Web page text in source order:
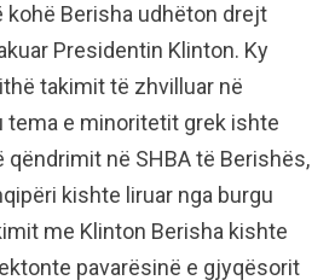
kohë Berisha udhëton drejt
Presidentin Klinton. Ky
takimit të zhvilluar në
tema e minoritetit grek ishte
qëndrimit në SHBA të Berishës,
kishte liruar nga burgu
me Klinton Berisha kishte
pavarësinë e gjyqësorit